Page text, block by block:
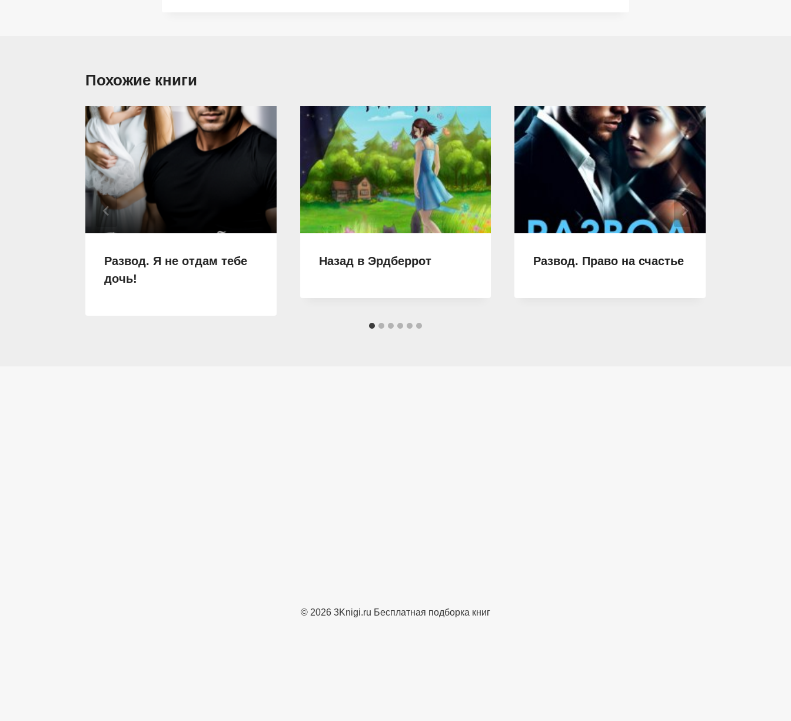
Похожие книги
Развод. Я не отдам тебе
дочь!
Назад в Эрдберрот Развод. Право на счастье
© 2026 3Knigi.ru Бесплатная подборка книг